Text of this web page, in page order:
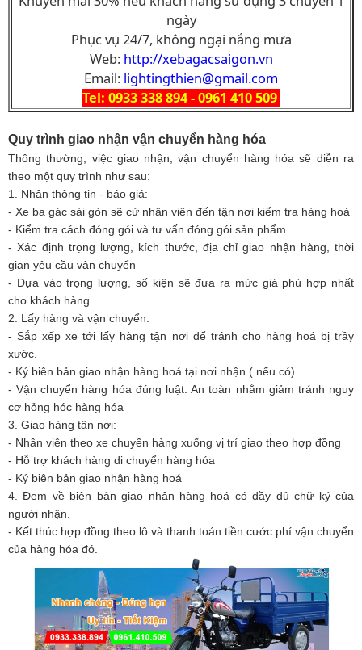
ngày
Phục vụ 24/7, không ngại nắng mưa
Web: http://xebagacsaigon.vn
Email: lightingthien@gmail.com
Tel: 0933 338 894 - 0961 410 509
Quy trình giao nhận vận chuyển hàng hóa
Thông thường, việc giao nhận, vận chuyển hàng hóa sẽ diễn ra
theo một quy trình như sau:
1. Nhận thông tin - báo giá:
- Xe ba gác sài gòn sẽ cử nhân viên đến tận nơi kiểm tra hàng hoá
- Kiểm tra cách đóng gói và tư vấn đóng gói sản phẩm
- Xác định trọng lượng, kích thước, địa chỉ giao nhận hàng, thời
gian yêu cầu vận chuyển
- Dựa vào trọng lượng, số kiện sẽ đưa ra mức giá phù hợp nhất
cho khách hàng
2. Lấy hàng và vận chuyển:
- Sắp xếp xe tới lấy hàng tận nơi để tránh cho hàng hoá bị trầy
xước.
- Ký biên bản giao nhận hàng hoá tại nơi nhận ( nếu có)
- Vận chuyển hàng hóa đúng luật. An toàn nhằm giảm tránh nguy
cơ hỏng hóc hàng hóa
3. Giao hàng tận nơi:
- Nhân viên theo xe chuyển hàng xuống vị trí giao theo hợp đồng
- Hỗ trợ khách hàng di chuyển hàng hóa
- Ký biên bản giao nhận hàng hoá
4. Đem về biên bản giao nhận hàng hoá có đầy đủ chữ ký của
người nhận.
- Kết thúc hợp đồng theo lô và thanh toán tiền cước phí vận chuyển
của hàng hóa đó.